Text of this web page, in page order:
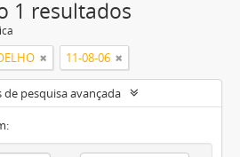
1 resultados
11-08-06
de pesquisa avançada